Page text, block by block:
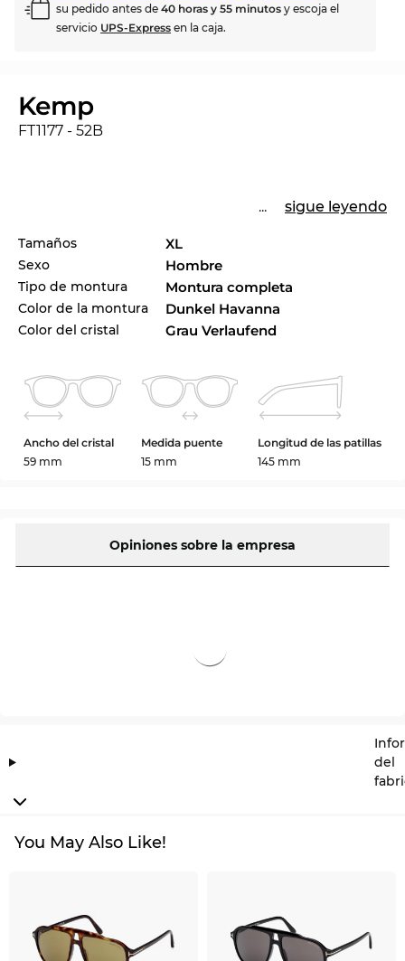
su pedido antes de 40 horas y 55 minutos y escoja el
servicio UPS-Express en la caja.
Kemp
FT1177 - 52B
... sigue leyendo
Tamaños XL
Sexo Hombre
Tipo de montura Montura completa
Color de la montura Dunkel Havanna
Color del cristal Grau Verlaufend
Ancho del cristal
59 mm
Medida puente
15 mm
Longitud de las patillas
145 mm
Opiniones sobre la empresa
del
You May Also Like!